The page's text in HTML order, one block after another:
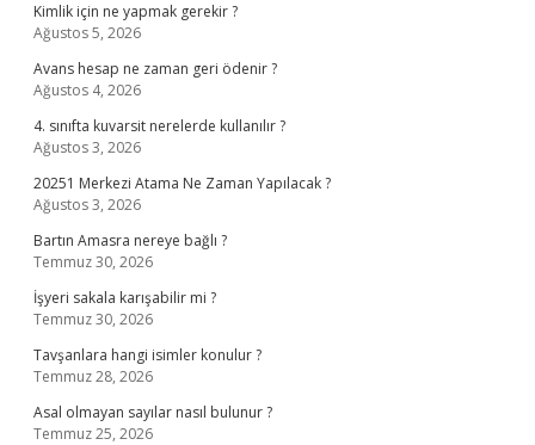
Kimlik için ne yapmak gerekir ?
Ağustos 5, 2026
Avans hesap ne zaman geri ödenir ?
Ağustos 4, 2026
4. sınıfta kuvarsit nerelerde kullanılır ?
Ağustos 3, 2026
20251 Merkezi Atama Ne Zaman Yapılacak ?
Ağustos 3, 2026
Bartın Amasra nereye bağlı ?
Temmuz 30, 2026
İşyeri sakala karışabilir mi ?
Temmuz 30, 2026
Tavşanlara hangi isimler konulur ?
Temmuz 28, 2026
Asal olmayan sayılar nasıl bulunur ?
Temmuz 25, 2026